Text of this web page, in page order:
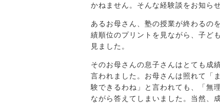
かねません。そんな経験談をお知ら
あるお母さん、塾の授業が終わるの
績順位のプリントを見ながら、子ど
見ました。
そのお母さんの息子さんはとても成
言われました。お母さんは照れて「
験できるわね」と言われても、「無
ながら答えてしまいました。当然、